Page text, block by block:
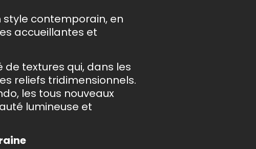
contemporain, en
accueillantes et
textures qui, dans les
reliefs tridimensionnels.
les tous nouveaux
lumineuse et